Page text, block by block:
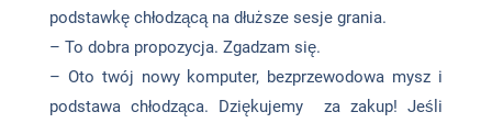
podstawkę chłodzącą na dłuższe sesje grania.
– To dobra propozycja. Zgadzam się.
– Oto twój nowy komputer, bezprzewodowa mysz i
podstawa chłodząca. Dziękujemy za zakup! Jeśli